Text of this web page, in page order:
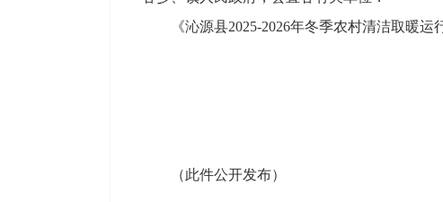
《沁源县2025-2026年冬季农村清洁取暖
（此件公开发布）